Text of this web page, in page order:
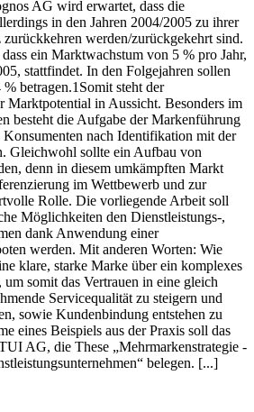
AG wird erwartet, dass die
in den Jahren 2004/2005 zu ihrer
zurückkehren werden/zurückgekehrt sind.
ein Marktwachstum von 5 % pro Jahr,
stattfindet. In den Folgejahren sollen
betragen.1Somit steht der
Marktpotential in Aussicht. Besonders im
besteht die Aufgabe der Markenführung
nach Identifikation mit der
Gleichwohl sollte ein Aufbau von
denn in diesem umkämpften Markt
im Wettbewerb und zur
Rolle. Die vorliegende Arbeit soll
Möglichkeiten den Dienstleistungs-,
dank Anwendung einer
werden. Mit anderen Worten: Wie
klare, starke Marke über ein komplexes
somit das Vertrauen in eine gleich
Servicequalität zu steigern und
sowie Kundenbindung entstehen zu
eines Beispiels aus der Praxis soll das
AG, die These „Mehrmarkenstrategie -
belegen. [...]